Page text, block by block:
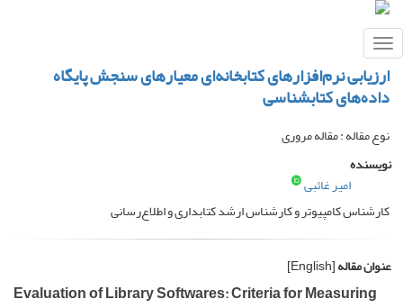
Toggle
navigation
ارزیابی نرم‌افزارهای کتابخانه‌ای معیارهای سنجش پایگاه
داده‌های کتابشناسی
نوع مقاله : مقاله مروری
نویسنده
امیر غائبی
کارشناس کامپیوتر و کارشناس ارشد کتابداری و اطلاع‌رسانی
عنوان مقاله[English]
Evaluation of Library Softwares: Criteria for Measuring